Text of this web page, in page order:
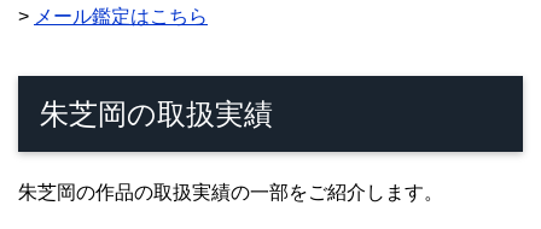
> メール鑑定はこちら
朱芝岡の取扱実績
朱芝岡の作品の取扱実績の一部をご紹介します。